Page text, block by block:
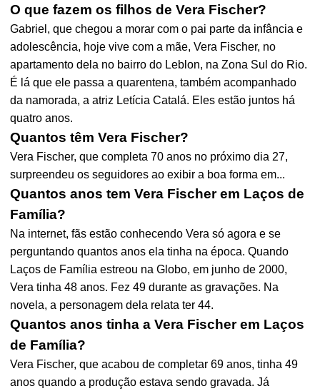
O que fazem os filhos de Vera Fischer?
Gabriel, que chegou a morar com o pai parte da infância e
adolescência, hoje vive com a mãe, Vera Fischer, no
apartamento dela no bairro do Leblon, na Zona Sul do Rio.
É lá que ele passa a quarentena, também acompanhado
da namorada, a atriz Letícia Catalá. Eles estão juntos há
quatro anos.
Quantos têm Vera Fischer?
Vera Fischer, que completa 70 anos no próximo dia 27,
surpreendeu os seguidores ao exibir a boa forma em...
Quantos anos tem Vera Fischer em Laços de
Família?
Na internet, fãs estão conhecendo Vera só agora e se
perguntando quantos anos ela tinha na época. Quando
Laços de Família estreou na Globo, em junho de 2000,
Vera tinha 48 anos. Fez 49 durante as gravações. Na
novela, a personagem dela relata ter 44.
Quantos anos tinha a Vera Fischer em Laços
de Família?
Vera Fischer, que acabou de completar 69 anos, tinha 49
anos quando a produção estava sendo gravada. Já